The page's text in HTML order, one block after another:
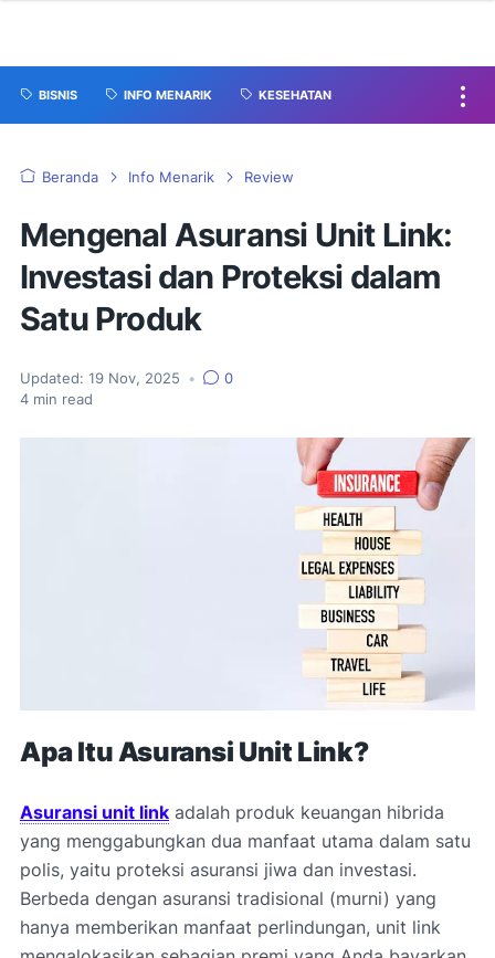
BISNIS INFO MENARIK KESEHATAN
Beranda Info Menarik Review
Mengenal Asuransi Unit Link:
Investasi dan Proteksi dalam
Satu Produk
Updated: 19 Nov, 2025 •
0
4 min read
Apa Itu Asuransi Unit Link?
Asuransi unit link adalah produk keuangan hibrida
yang menggabungkan dua manfaat utama dalam satu
polis, yaitu proteksi asuransi jiwa dan investasi.
Berbeda dengan asuransi tradisional (murni) yang
hanya memberikan manfaat perlindungan, unit link